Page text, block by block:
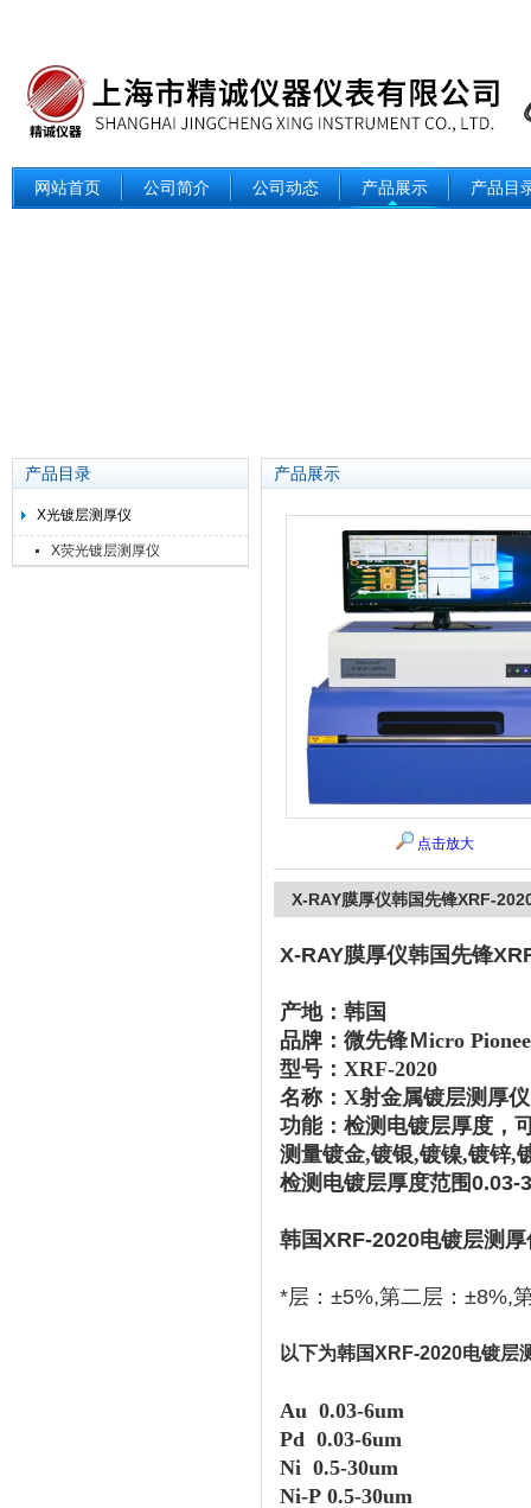
网站首页 公司简介 公司动态 产品展示 产品目
产品目录
X光镀层测厚仪
X荧光镀层测厚仪
产品展示
点击放大
X-RAY膜厚仪韩国先锋XRF-
X-RAY膜厚仪韩国先锋
产地：韩国
品牌：微先锋Ｍicro
型号：XRF-2020
名称：X射金属镀层测厚仪
功能：检测电镀层厚度，
测量镀金,镀银,镀镍,镀锌,
检测电镀层厚度范围0.03-
韩国XRF-2020电镀层测
*层：±5%,第二层：±8%,
以下为韩国XRF-2020电镀层
Au 0.03-6um
Pd 0.03-6um
Ni 0.5-30um
Ni-P 0.5-30um